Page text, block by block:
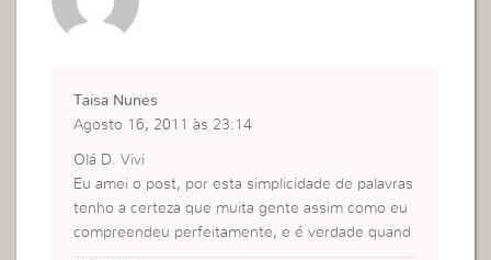
Taisa Nunes
Agosto 16, 2011 às 23:14
Olá D. Vivi
Eu amei o post, por esta simplicidade de palavras
tenho a certeza que muita gente assim como eu
compreendeu perfeitamente, e é verdade quand